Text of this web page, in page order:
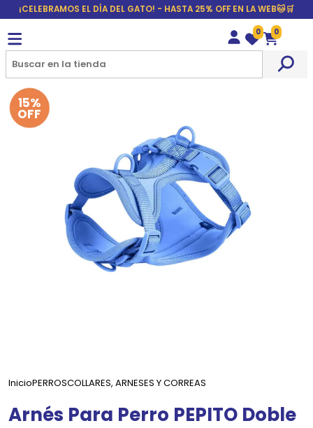
¡CELEBRAMOS EL DÍA DEL GATO! - HASTA 25% OFF EN LA WEB🐱🛒
Wishlist
0
Carrito
0
15%
OFF
InicioPERROSCOLLARES, ARNESES Y CORREAS
Arnés Para Perro PEPITO Doble